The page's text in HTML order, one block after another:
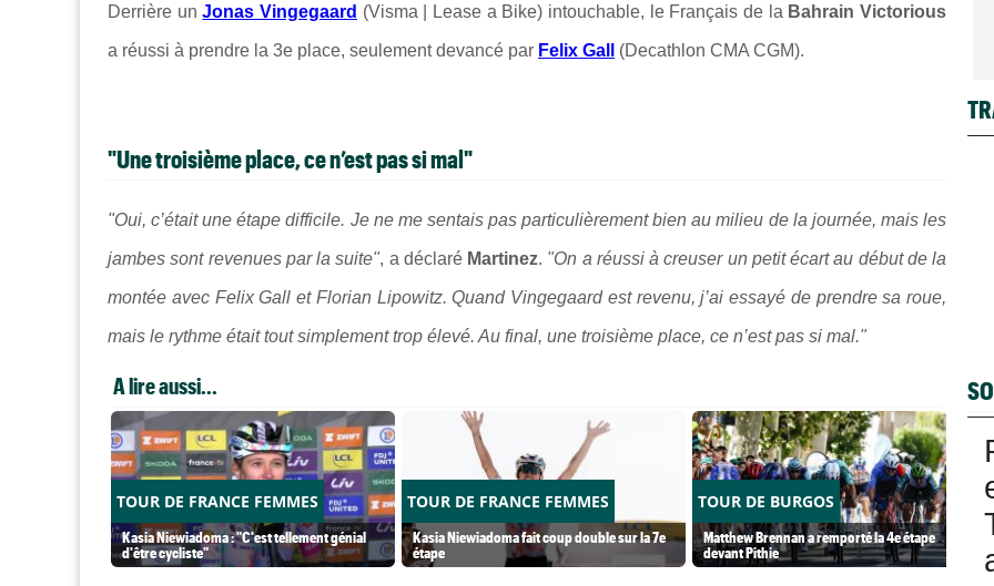
Derrière un Jonas Vingegaard (Visma | Lease a Bike) intouchable, le Français de la Bahrain Victorious
a réussi à prendre la 3e place, seulement devancé par Felix Gall (Decathlon CMA CGM).
"Une troisième place, ce n’est pas si mal"
"Oui, c’était une étape difficile. Je ne me sentais pas particulièrement bien au milieu de la journée, mais les
jambes sont revenues par la suite", a déclaré Martinez. "On a réussi à creuser un petit écart au début de la
montée avec Felix Gall et Florian Lipowitz. Quand Vingegaard est revenu, j’ai essayé de prendre sa roue,
mais le rythme était tout simplement trop élevé. Au final, une troisième place, ce n’est pas si mal."
A lire aussi...
TOUR DE FRANCE FEMMES
Kasia Niewiadoma : "C'est tellement génial
d'être cycliste"
TOUR DE FRANCE FEMMES
Kasia Niewiadoma fait coup double sur la 7e
étape
TOUR DE BURGOS
Matthew Brennan a remporté la 4e étape
devant Pithie